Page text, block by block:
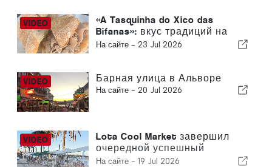
«A Tasquinha do Xico das
Bifanas»: вкус традиций на
рынке в Армасао-де-Пера
На сайте - 23 Jul 2026
Барная улица в Альворе
На сайте - 20 Jul 2026
Lota Cool Market завершил
очередной успешный
фестиваль в Портимао
На сайте - 19 Jul 2026